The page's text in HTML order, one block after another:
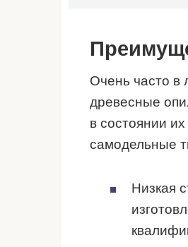
Очень часто в
древесные
в состоянии
самодельные
Низкая